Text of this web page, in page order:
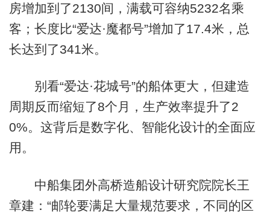
房增加到了2130间，满载可容纳5232名乘
客；长度比“爱达·魔都号”增加了17.4米，总
长达到了341米。
别看“爱达·花城号”的船体更大，但建造
周期反而缩短了8个月，生产效率提升了2
0%。这背后是数字化、智能化设计的全面应
用。
中船集团外高桥造船设计研究院院长王
章建：“邮轮要满足大量规范要求，不同的区